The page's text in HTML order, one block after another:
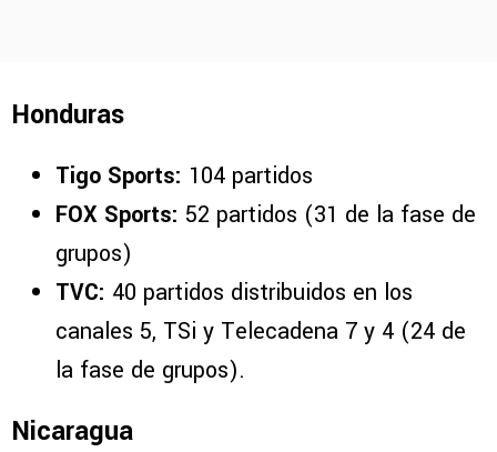
Honduras
Tigo Sports: 104 partidos
FOX Sports: 52 partidos (31 de la fase de
grupos)
TVC: 40 partidos distribuidos en los
canales 5, TSi y Telecadena 7 y 4 (24 de
la fase de grupos).
Nicaragua